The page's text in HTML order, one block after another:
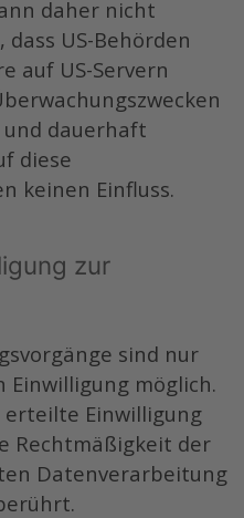
daher nicht
US-Behörden
auf US-Servern
dauerhaft
diese
keinen Einfluss.
zur
sind nur
Einwilligung möglich.
Einwilligung
Rechtmäßigkeit der
Datenverarbeitung